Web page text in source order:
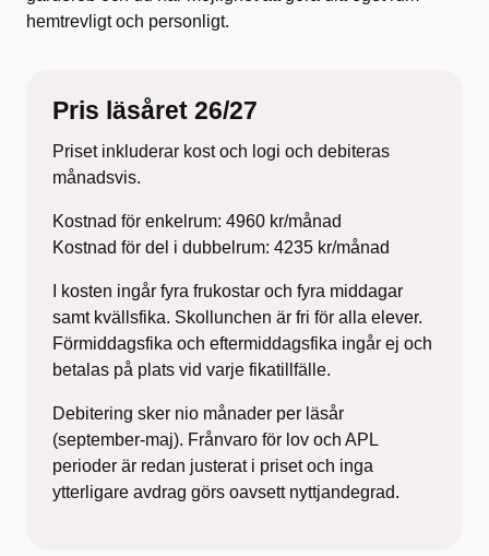
hemtrevligt och personligt.
Pris läsåret 26/27
Priset inkluderar kost och logi och debiteras
månadsvis.
Kostnad för enkelrum: 4960 kr/månad
Kostnad för del i dubbelrum: 4235 kr/månad
I kosten ingår fyra frukostar och fyra middagar
samt kvällsfika. Skollunchen är fri för alla elever.
Förmiddagsfika och eftermiddagsfika ingår ej och
betalas på plats vid varje fikatillfälle.
Debitering sker nio månader per läsår
(september-maj). Frånvaro för lov och APL
perioder är redan justerat i priset och inga
ytterligare avdrag görs oavsett nyttjandegrad.